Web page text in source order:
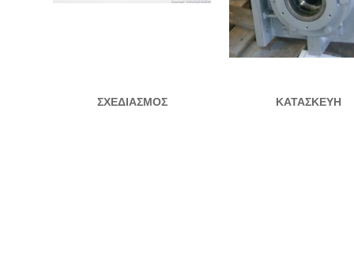
ΣΧΕΔΙΑΣΜΟΣ ΚΑΤΑΣΚΕΥΗ